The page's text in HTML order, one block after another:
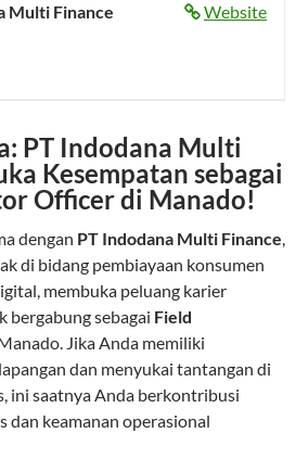
Website
Multi Finance
PT Indodana Multi
Kesempatan sebagai
Officer di Manado!
dengan PT Indodana Multi Finance,
di bidang pembiayaan konsumen
membuka peluang karier
bergabung sebagai Field
Jika Anda memiliki
dan menyukai tantangan di
ini saatnya Anda berkontribusi
dan keamanan operasional